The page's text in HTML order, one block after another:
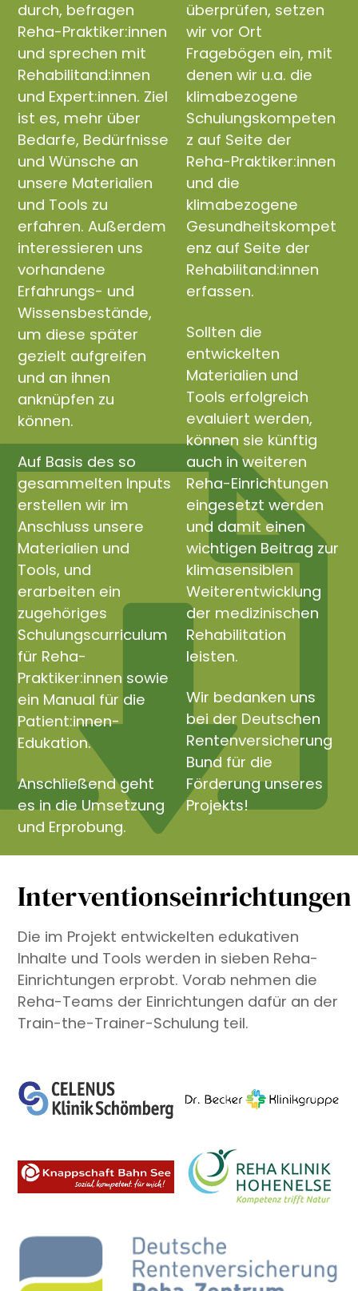
durch, befragen
Reha-Praktiker:innen
und sprechen mit
Rehabilitand:innen
und Expert:innen. Ziel
ist es, mehr über
Bedarfe, Bedürfnisse
und Wünsche an
unsere Materialien
und Tools zu
erfahren. Außerdem
interessieren uns
vorhandene
Erfahrungs- und
Wissensbestände,
um diese später
gezielt aufgreifen
und an ihnen
anknüpfen zu
können.
Auf Basis des so
gesammelten Inputs
erstellen wir im
Anschluss unsere
Materialien und
Tools, und
erarbeiten ein
zugehöriges
Schulungscurriculum
für Reha-
Praktiker:innen sowie
ein Manual für die
Patient:innen-
Edukation.
Anschließend geht
es in die Umsetzung
und Erprobung.
überprüfen, setzen
wir vor Ort
Fragebögen ein, mit
denen wir u.a. die
klimabezogene
Schulungskompeten
z auf Seite der
Reha-Praktiker:innen
und die
klimabezogene
Gesundheitskompet
enz auf Seite der
Rehabilitand:innen
erfassen.
Sollten die
entwickelten
Materialien und
Tools erfolgreich
evaluiert werden,
können sie künftig
auch in weiteren
Reha-Einrichtungen
eingesetzt werden
und damit einen
wichtigen Beitrag zur
klimasensiblen
Weiterentwicklung
der medizinischen
Rehabilitation
leisten.
Wir bedanken uns
bei der Deutschen
Rentenversicherung
Bund für die
Förderung unseres
Projekts!
Interventionseinrichtungen
Die im Projekt entwickelten edukativen
Inhalte und Tools werden in sieben Reha-
Einrichtungen erprobt. Vorab nehmen die
Reha-Teams der Einrichtungen dafür an der
Train-the-Trainer-Schulung teil.